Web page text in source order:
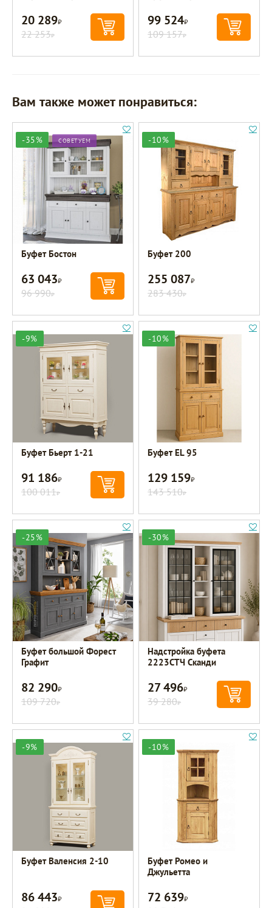
20 289Р
22 253Р
99 524Р
109 157Р
Вам также может понравиться:
-35% СОВЕТУЕМ
Буфет Бостон
63 043Р
96 990Р
-10%
Буфет 200
255 087Р
283 430Р
-9%
Буфет Бьерт 1-21
91 186Р
100 011Р
-10%
Буфет EL 95
129 159Р
143 510Р
-25%
Буфет большой Форест
Графит
82 290Р
109 720Р
-30%
Надстройка буфета
2223СТЧ Сканди
27 496Р
39 280Р
-9%
Буфет Валенсия 2-10
86 443Р
-10%
Буфет Ромео и
Джульетта
72 639Р